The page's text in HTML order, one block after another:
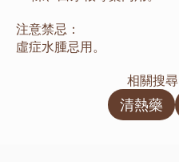
注意禁忌：
虛症水腫忌用。
相關搜尋
清熱藥